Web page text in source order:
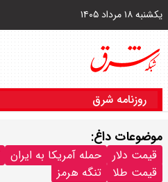
یکشنبه ۱۸ مرداد ۱۴۰۵
روزنامه شرق
موضوعات داغ:
قیمت دلار حمله آمریکا به ایران
قیمت طلا
تنگه هرمز